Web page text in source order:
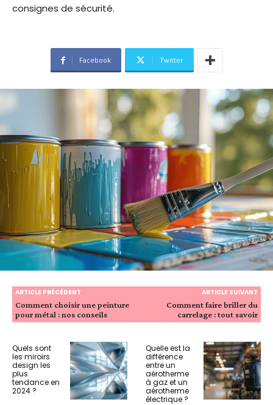
consignes de sécurité.
Facebook Twitter
ARTICLE PRÉCÉDENT
Comment choisir une peinture
pour métal : nos conseils
ARTICLE SUIVANT
Comment faire briller du
carrelage : tout savoir
Quels sont
les miroirs
design les
plus
tendance en
2024 ?
Quelle est la
différence
entre un
aérotherme
à gaz et un
aérotherme
électrique ?